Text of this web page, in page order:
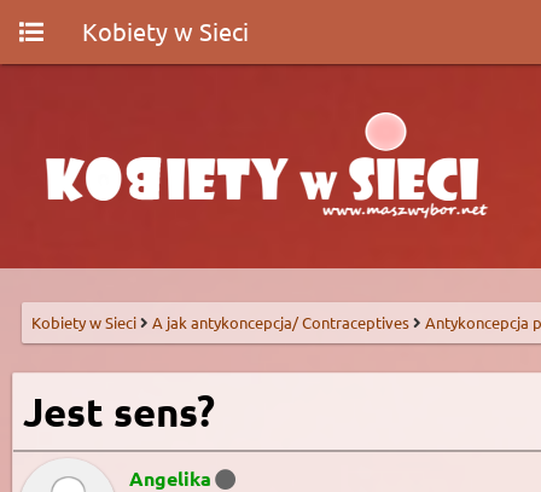
Kobiety w Sieci
Kobiety w Sieci A jak antykoncepcja/ Contraceptives Antykoncepcja
Jest sens?
Angelika